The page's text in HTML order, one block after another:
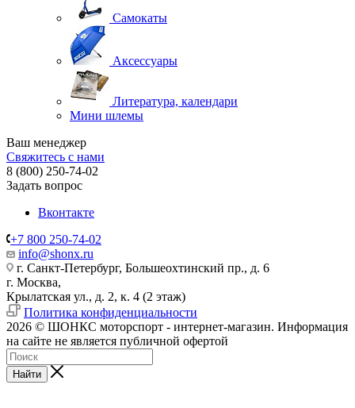
Самокаты
Аксессуары
Литература, календари
Мини шлемы
Ваш менеджер
Свяжитесь с нами
8 (800) 250-74-02
Задать вопрос
Вконтакте
+7 800 250-74-02
info@shonx.ru
г. Санкт-Петербург, Большеохтинский пр., д. 6
г. Москва,
Крылатская ул., д. 2, к. 4 (2 этаж)
Политика конфиденциальности
2026 © ШОНКС моторспорт - интернет-магазин. Информация
на сайте не является публичной офертой
Найти